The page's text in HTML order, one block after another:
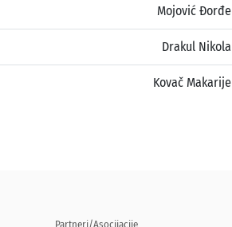
Mojović Đorđe
Drakul Nikola
Kovač Makarije
Partneri/Asocijacije